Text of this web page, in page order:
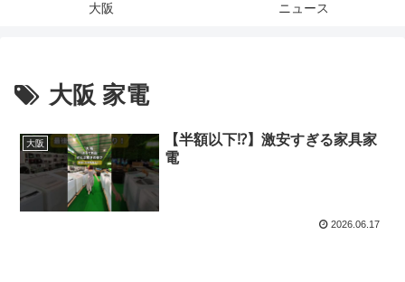
大阪 ニュース
大阪 家電
大阪
【半額以下⁉️】激安すぎる家具家
電
2026.06.17